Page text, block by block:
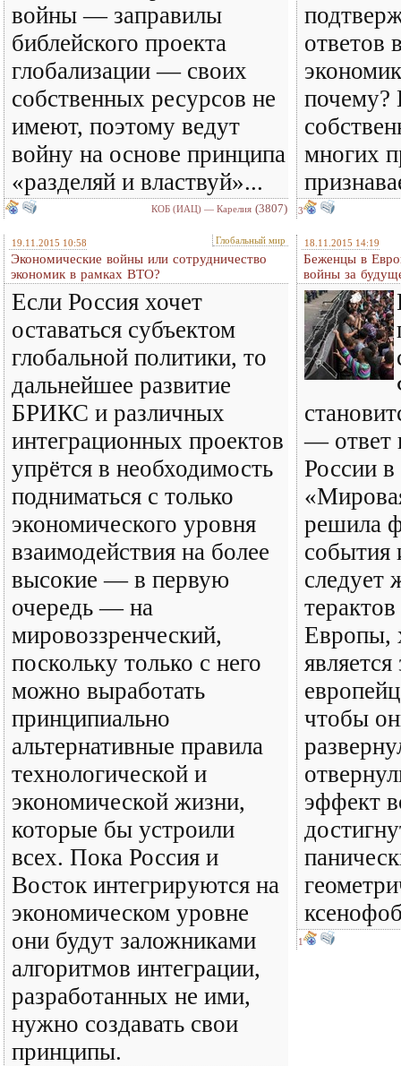
войны — заправилы
библейского проекта
глобализации — своих
собственных ресурсов не
имеют, поэтому ведут
войну на основе принципа
«разделяй и властвуй»...
КОБ (ИАЦ) — Карелия (3807)
ответов
почему?
многих
3
19.11.2015 10:58 Глобальный мир
Экономические войны или сотрудничество
экономик в рамках ВТО?
Если Россия хочет
оставаться субъектом
глобальной политики, то
дальнейшее развитие
БРИКС и различных
интеграционных проектов
упрётся в необходимость
подниматься с только
экономического уровня
взаимодействия на более
высокие — в первую
очередь — на
мировоззренческий,
поскольку только с него
можно выработать
принципиально
альтернативные правила
технологической и
экономической жизни,
которые бы устроили
всех. Пока Россия и
Восток интегрируются на
экономическом уровне
они будут заложниками
алгоритмов интеграции,
разработанных не ими,
нужно создавать свои
принципы.
18.11.2015 14:19
Беженцы в
войны за
— ответ
России
решила
события
следует
Европы,
чтобы
эффект
1